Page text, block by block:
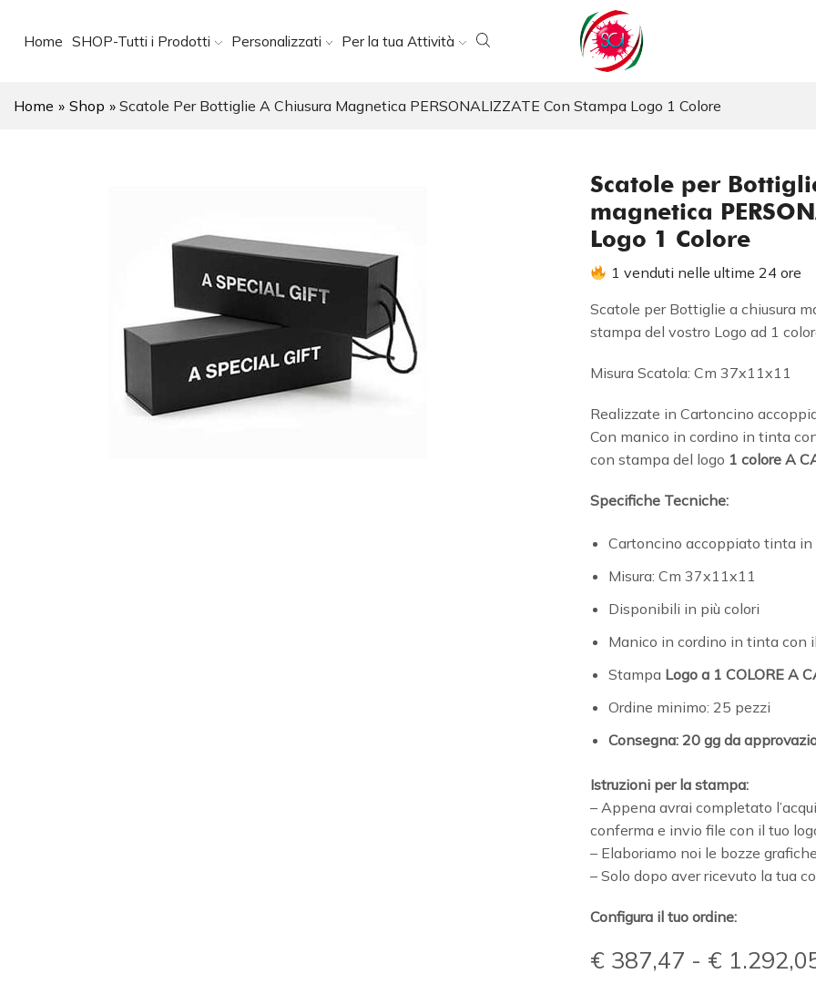
Home SHOP-Tutti i Prodotti Personalizzati Per la tua Attività
Home » Shop » Scatole Per Bottiglie A Chiusura Magnetica PERSONALIZZATE Con Stampa Logo 1 Colore
Scatole per
magnetica
Logo 1 Colore
1 venduti nelle ultime 24 ore
Scatole per Bottiglie a chiusura
stampa del vostro Logo ad 1
Misura Scatola: Cm 37x11x11
Realizzate in Cartoncino
Con manico in cordino in tinta
con stampa del logo 1 colore A
Specifiche Tecniche:
Cartoncino accoppiato tinta in
Misura: Cm 37x11x11
Disponibili in più colori
Manico in cordino in tinta con
Stampa Logo a 1 COLORE A
Ordine minimo: 25 pezzi
Consegna: 20 gg da
Istruzioni per la stampa:
– Appena avrai completato
conferma e invio file con il tuo
– Elaboriamo noi le bozze
– Solo dopo aver ricevuto la tua
Configura il tuo ordine:
€ 387,47 - €